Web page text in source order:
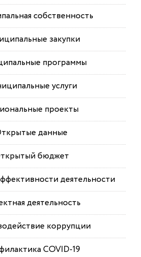
собственность
закупки
программы
услуги
проекты
данные
бюджет
деятельности
деятельность
коррупции
COVID-19